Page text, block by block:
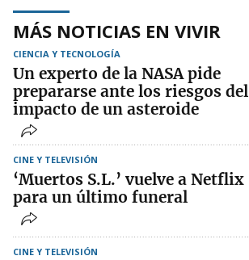
MÁS NOTICIAS EN VIVIR
CIENCIA Y TECNOLOGÍA
Un experto de la NASA pide
prepararse ante los riesgos del
impacto de un asteroide
CINE Y TELEVISIÓN
‘Muertos S.L.’ vuelve a Netflix
para un último funeral
CINE Y TELEVISIÓN